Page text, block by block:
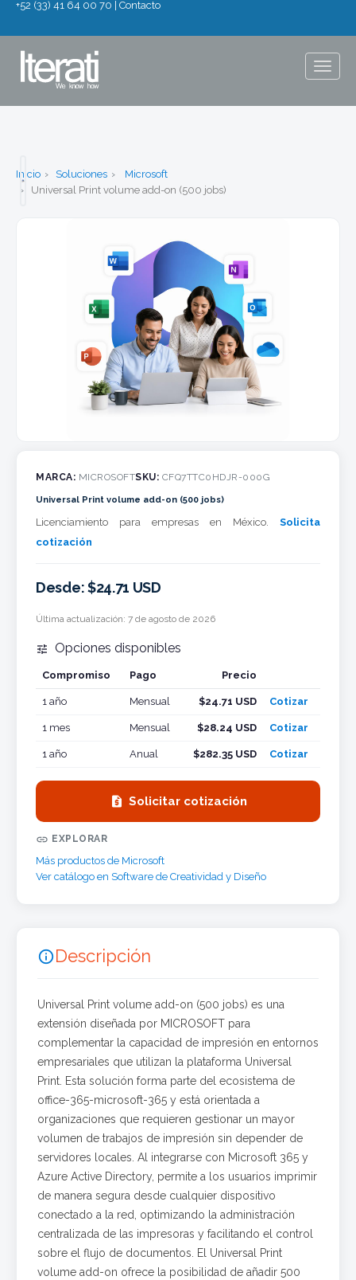
+52 (33) 41 64 00 70 Contacto
Inicio Soluciones
Microsoft
Universal Print volume add-on (500 jobs)
MARCA: MICROSOFTSKU: CFQ7TTC0HDJR-000G
Universal Print volume add-on (500 jobs)
Licenciamiento para empresas en México. Solicita
cotización
Desde: $24.71 USD
Última actualización: 7 de agosto de 2026
 Opciones disponibles
Compromiso Pago Precio
1 año
Mensual $24.71 USD Cotizar
1 mes Mensual $28.24 USD Cotizar
1 año Anual $282.35 USD Cotizar
 Solicitar cotización
 EXPLORAR
Más productos de Microsoft
Ver catálogo en Software de Creatividad y Diseño
Descripción
Universal Print volume add-on (500 jobs) es una
extensión diseñada por MICROSOFT para
complementar la capacidad de impresión en entornos
empresariales que utilizan la plataforma Universal
Print. Esta solución forma parte del ecosistema de
office-365-microsoft-365 y está orientada a
organizaciones que requieren gestionar un mayor
volumen de trabajos de impresión sin depender de
servidores locales. Al integrarse con Microsoft 365 y
Azure Active Directory, permite a los usuarios imprimir
de manera segura desde cualquier dispositivo
conectado a la red, optimizando la administración
centralizada de las impresoras y facilitando el control
sobre el flujo de documentos. El Universal Print
volume add-on ofrece la posibilidad de añadir 500